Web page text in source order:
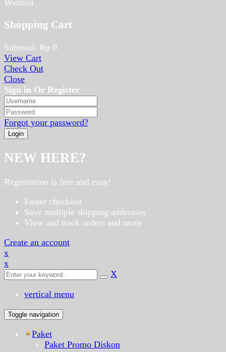
Wishlist
Shopping Cart
Subtotal: Rp 0
View Cart
Check Out
Close
Sign in Or Register
Forgot your password?
NEW HERE?
Registration is free and easy!
Faster checkout
Save multiple shipping addresses
View and track orders and more
Create an account
x
x
X
vertical menu
Toggle navigation
Paket
Paket Promo Diskon